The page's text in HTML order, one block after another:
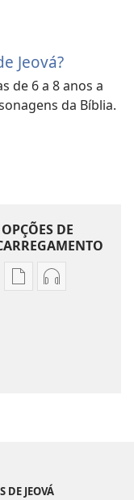
Jeová?
de 6 a 8 anos a
da Bíblia.
OPÇÕES DE
Opções
Bíblia
Opções
Bíblia
DE JEOVÁ